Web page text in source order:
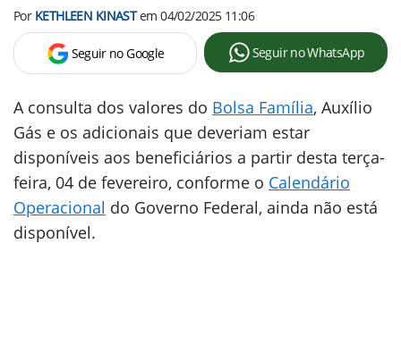
Por KETHLEEN KINASTem04/02/2025 11:06
Seguir no Google Seguir no WhatsApp
A consulta dos valores do Bolsa Família, Auxílio
Gás e os adicionais que deveriam estar
disponíveis aos beneficiários a partir desta terça-
feira, 04 de fevereiro, conforme o Calendário
Operacional do Governo Federal, ainda não está
disponível.